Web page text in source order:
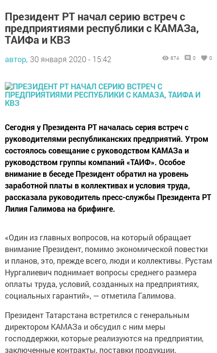
Президент РТ начал серию встреч с
предприятиями республики с КАМАЗа,
ТАИФа и КВЗ
автор, 30 января 2020 - 15:42 874 0 0
Сегодня у Президента РТ началась серия встреч с
руководителями республиканских предприятий. Утром
состоялось совещание с руководством КАМАЗа и
руководством группы компаний «ТАИФ». Особое
внимание в беседе Президент обратил на уровень
заработной платы в коллективах и условия труда,
рассказала руководитель пресс-службы Президента РТ
Лилия Галимова на брифинге.
«Один из главных вопросов, на который обращает
внимание Президент, помимо экономической повестки
и планов, это, прежде всего, люди и коллективы. Рустам
Нургалиевич поднимает вопросы среднего размера
оплаты труда, условий, созданных на предприятиях,
социальных гарантий», — отметила Галимова.
Президент Татарстана встретился с генеральным
директором КАМАЗа и обсудил с ним меры
господдержки, которые реализуются на предприятии,
заключенные контракты, поставки продукции,